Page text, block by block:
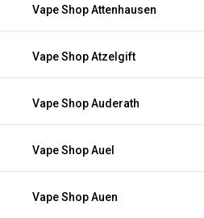
Vape Shop Attenhausen
Vape Shop Atzelgift
Vape Shop Auderath
Vape Shop Auel
Vape Shop Auen